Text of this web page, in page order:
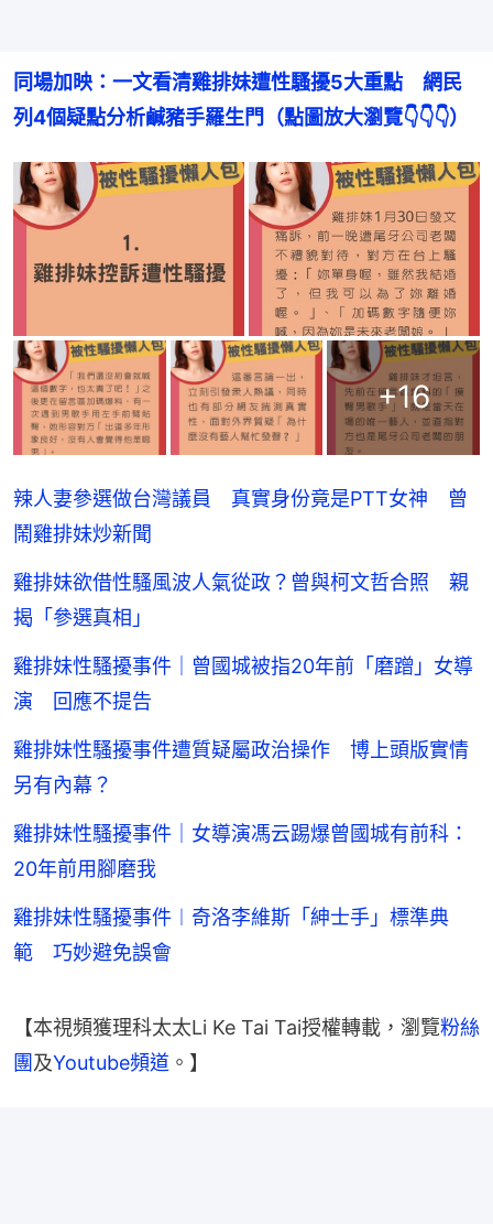
同場加映：一文看清雞排妹遭性騷擾5大重點　網民
列4個疑點分析鹹豬手羅生門（點圖放大瀏覽👇👇👇）
+16
辣人妻參選做台灣議員 真實身份竟是PTT女神 曾
鬧雞排妹炒新聞
雞排妹欲借性騷風波人氣從政？曾與柯文哲合照 親
揭「參選真相」
雞排妹性騷擾事件｜曾國城被指20年前「磨蹭」女導
演 回應不提告
雞排妹性騷擾事件遭質疑屬政治操作 博上頭版實情
另有內幕？
雞排妹性騷擾事件｜女導演馮云踢爆曾國城有前科：
20年前用腳磨我
雞排妹性騷擾事件︱奇洛李維斯「紳士手」標準典
範 巧妙避免誤會
【本視頻獲理科太太Li Ke Tai Tai授權轉載，瀏覽粉絲
團及Youtube頻道 。】